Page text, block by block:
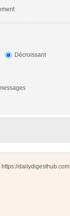
Décroissant
https://dailydigesthub.com